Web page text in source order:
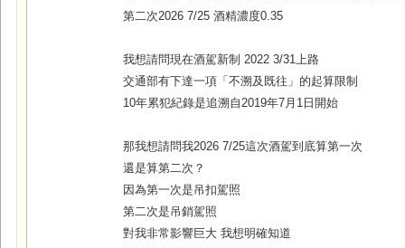
第二次2026 7/25 酒精濃度0.35
我想請問現在酒駕新制 2022 3/31上路
交通部有下達一項「不溯及既往」的起算限制
10年累犯紀錄是追溯自2019年7月1日開始
那我想請問我2026 7/25這次酒駕到底算第一次
還是算第二次？
因為第一次是吊扣駕照
第二次是吊銷駕照
對我非常影響巨大 我想明確知道